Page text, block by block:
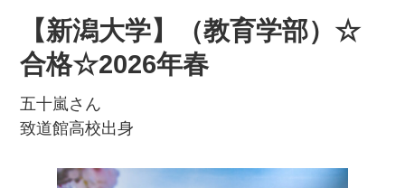
【新潟大学】（教育学部）☆
合格☆2026年春
五十嵐さん
致道館高校出身